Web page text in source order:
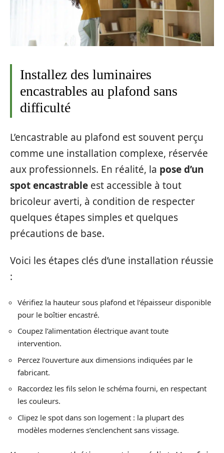
Installez des luminaires
encastrables au plafond sans
difficulté
L’encastrable au plafond est souvent perçu
comme une installation complexe, réservée
aux professionnels. En réalité, la pose d’un
spot encastrable est accessible à tout
bricoleur averti, à condition de respecter
quelques étapes simples et quelques
précautions de base.
Voici les étapes clés d’une installation réussie
:
Vérifiez la hauteur sous plafond et l’épaisseur disponible
pour le boîtier encastré.
Coupez l’alimentation électrique avant toute
intervention.
Percez l’ouverture aux dimensions indiquées par le
fabricant.
Raccordez les fils selon le schéma fourni, en respectant
les couleurs.
Clipez le spot dans son logement : la plupart des
modèles modernes s’enclenchent sans vissage.